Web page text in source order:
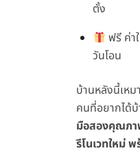
ตั้ง
ฟรี ค่า
วันโอน
บ้านหลังนี้เหม
คนที่อยากได้
มือสองคุณภ
รีโนเวทใหม่